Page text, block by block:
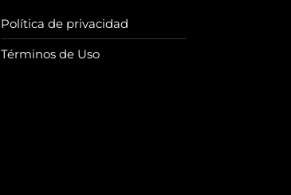
Política de privacidad
Términos de Uso